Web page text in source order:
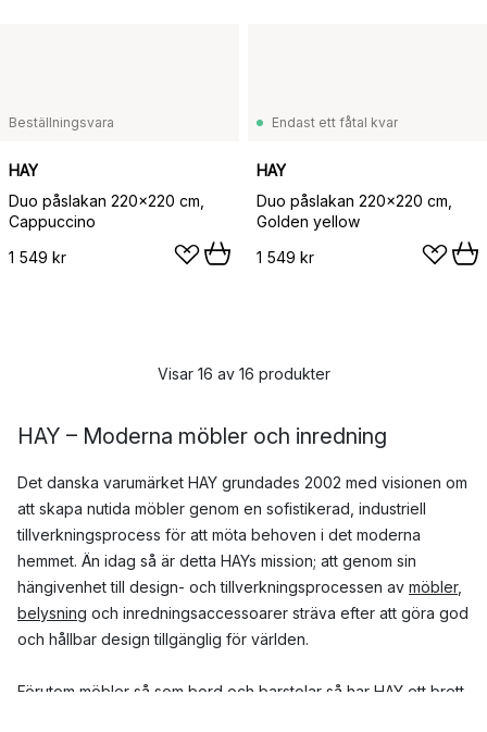
Beställningsvara
HAY
Duo påslakan 220x220 cm,
Cappuccino
1 549 kr
Endast ett fåtal kvar
HAY
Duo påslakan 220x220 cm,
Golden yellow
1 549 kr
Visar 16 av 16 produkter
HAY – Moderna möbler och inredning
Det danska varumärket HAY grundades 2002 med visionen om
att skapa nutida möbler genom en sofistikerad, industriell
tillverkningsprocess för att möta behoven i det moderna
hemmet. Än idag så är detta HAYs mission; att genom sin
hängivenhet till design- och tillverkningsprocessen av möbler,
belysning och inredningsaccessoarer sträva efter att göra god
och hållbar design tillgänglig för världen.
Förutom möbler så som bord och barstolar så har HAY ett brett